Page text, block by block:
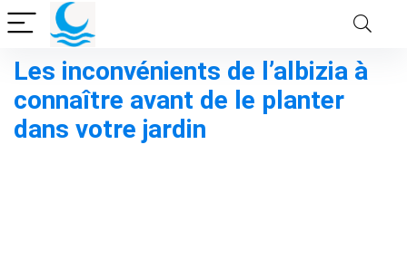
Les inconvénients de l’albizia à
connaître avant de le planter
dans votre jardin